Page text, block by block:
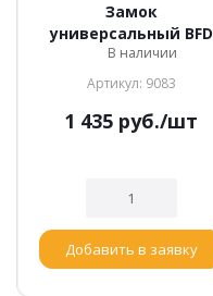
Замок
универсальный BFD
В наличии
Артикул: 9083
1 435 руб./шт
Добавить в заявку